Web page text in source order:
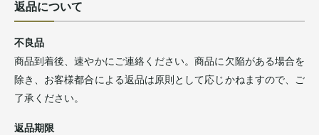
返品について
不良品
商品到着後、速やかにご連絡ください。商品に欠陥がある場合を
除き、お客様都合による返品は原則として応じかねますので、ご
了承ください。
返品期限